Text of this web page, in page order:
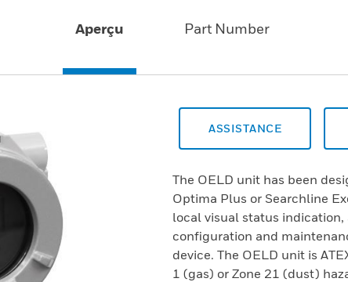
Aperçu Part Number
ASSISTANCE
The OELD unit has been
Optima Plus or Searchline
local visual status
configuration and
device. The OELD unit is
1 (gas) or Zone 21 (dust)